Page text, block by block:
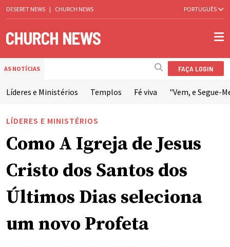
DESERET NEWS | CHURCH NEWS PORTUGUÊS
AS NOTÍCIAS FAÇA LOGIN
Líderes e Ministérios Templos Fé viva "Vem, e Segue-
LÍDERES E MINISTÉRIOS
Como A Igreja de Jesus
Cristo dos Santos dos
Últimos Dias seleciona
um novo Profeta